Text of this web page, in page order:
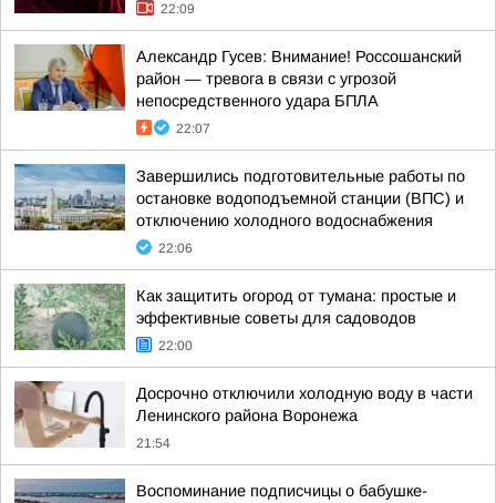
22:09
Александр Гусев: Внимание! Россошанский
район — тревога в связи с угрозой
непосредственного удара БПЛА
22:07
Завершились подготовительные работы по
остановке водоподъемной станции (ВПС) и
отключению холодного водоснабжения
22:06
Как защитить огород от тумана: простые и
эффективные советы для садоводов
22:00
Досрочно отключили холодную воду в части
Ленинского района Воронежа
21:54
Воспоминание подписчицы о бабушке-